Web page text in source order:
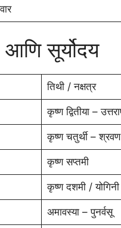
सूर्योदय
तिथी / नक्षत्र
कृष्ण द्वितीया –
कृष्ण चतुर्थी – श्रवण
कृष्ण सप्तमी
कृष्ण दशमी /
अमावस्या – पुनर्वसू